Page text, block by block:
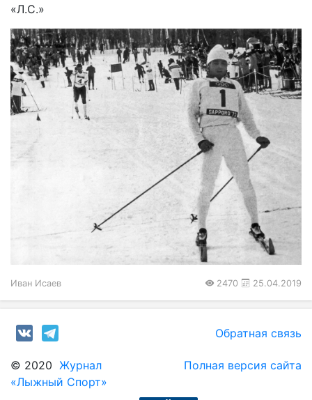
«Л.С.»
Иван Исаев 2470 25.04.2019
Обратная связь
© 2020 Журнал
«Лыжный Спорт»
Полная версия сайта